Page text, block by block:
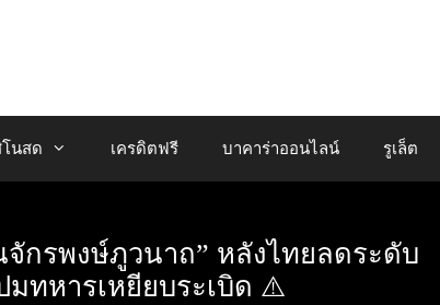
นสด เครดิตฟรี บาคาร่าออนไลน์ รูเล็ต
กรพงษ์ภูวนาถ” หลังไทยลดระดับ
ทหารเหยียบระเบิด ⚠️